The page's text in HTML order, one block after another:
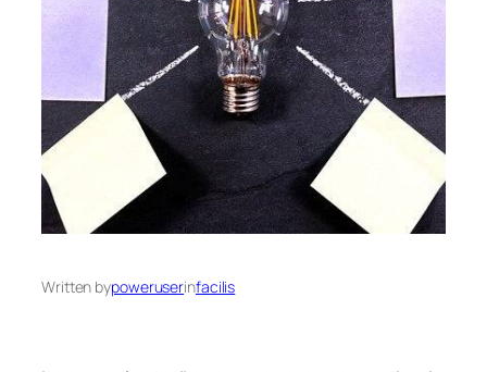
Written bypoweruserinfacilis